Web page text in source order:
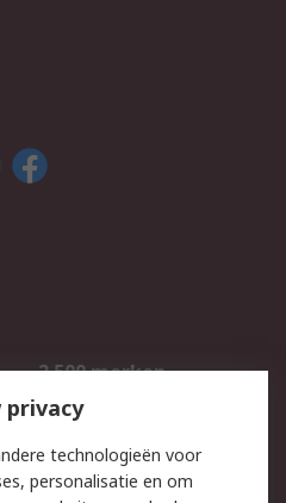
2.500 merken
Inkoopoplossingen
privacy
technologieën voor
personalisatie en om